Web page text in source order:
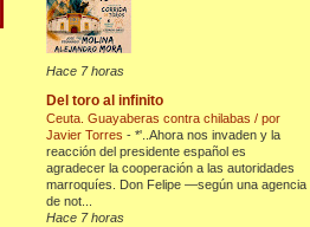
Hace 7 horas
Del toro al infinito
Ceuta. Guayaberas contra chilabas / por
Javier Torres-*'..Ahora nos invaden y la
reacción del presidente español es
agradecer la cooperación a las autoridades
marroquíes. Don Felipe —según una agencia
de not...
Hace 7 horas